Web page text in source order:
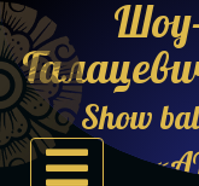
Show